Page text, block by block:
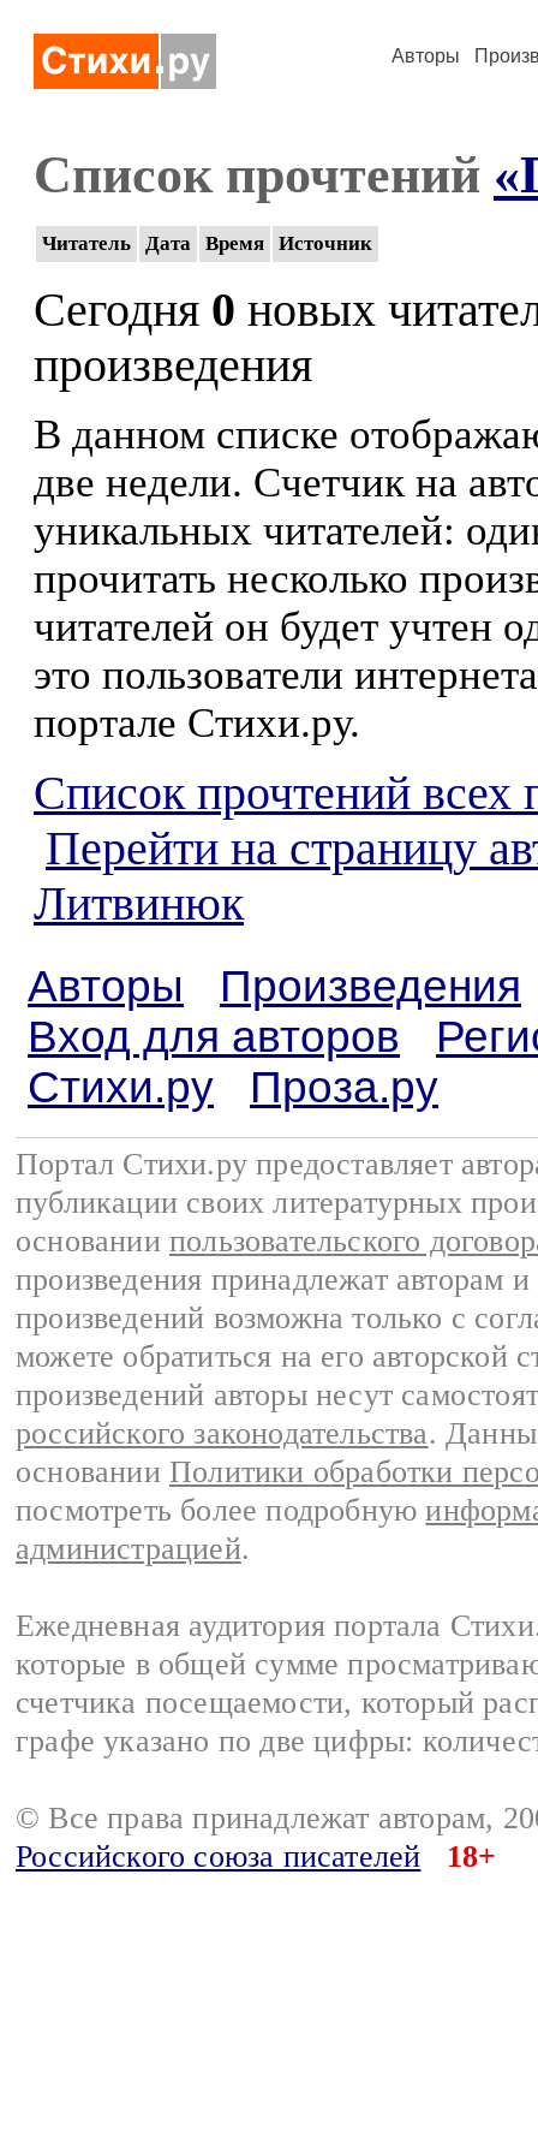
Авторы
Список прочтений
Читатель Дата Время Источник
Сегодня 0 новых
произведения
В данном списке
две недели. Счетчик на
уникальных читателей:
прочитать несколько
читателей он будет учтен
это пользователи
портале Стихи.ру.
Список прочтений всех
Перейти на страницу
Литвинюк
Авторы
Произведения
Вход для авторов
Стихи.ру
Проза.ру
Портал Стихи.ру предоставляет
публикации своих литературных
основании пользовательского
произведения принадлежат авторам
произведений возможна только с
можете обратиться на его авторской
произведений авторы несут
российского законодательства.
основании Политики обработки
посмотреть более подробную
администрацией.
Ежедневная аудитория портала
которые в общей сумме
счетчика посещаемости, который
графе указано по две цифры:
© Все права принадлежат авторам,
Российского союза писателей
18+